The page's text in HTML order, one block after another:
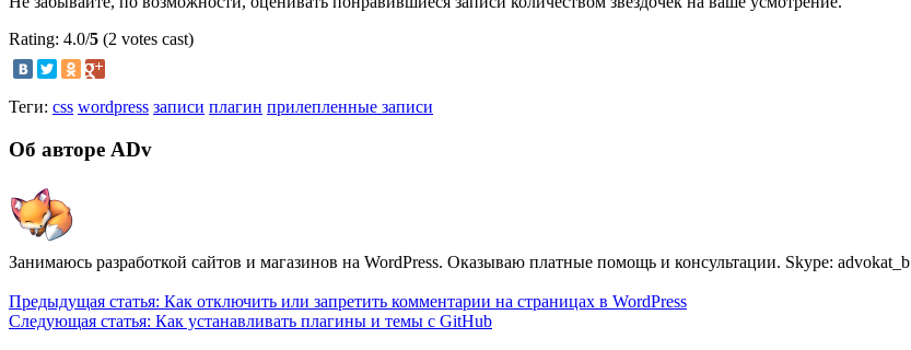
Rating: 4.0/5 (2 votes cast)
Теги: css wordpress записи плагин прилепленные записи
Об авторе ADv
Занимаюсь разработкой сайтов и магазинов на WordPress. Оказываю платные помощь и консультации. Skype: advokat_b
Предыдущая статья: Как отключить или запретить комментарии на страницах в WordPress
Следующая статья: Как устанавливать плагины и темы с GitHub